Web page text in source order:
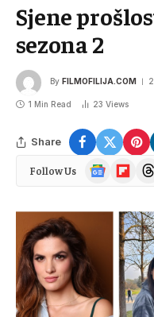
Sjene
sezona 2
By FILMOFILIJA.COM
1 Min Read 23 Views
Share
Follow Us
Google
News
Flipboard